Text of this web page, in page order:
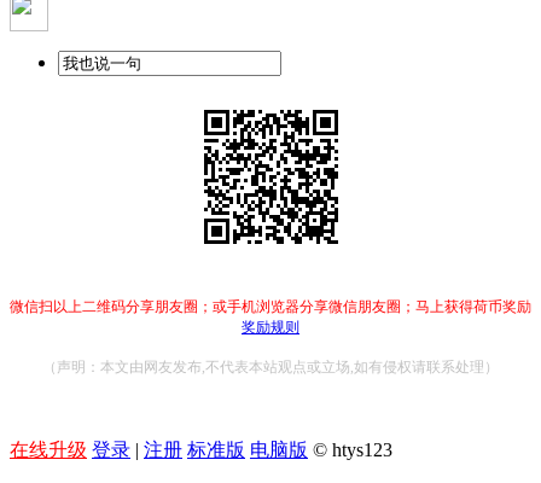
微信扫以上二维码分享朋友圈；或手机浏览器分享微信朋友圈；马上获得荷币奖励
奖励规则
（声明：本文由网友发布,不代表本站观点或立场,如有侵权请联系处理）
在线升级 登录 | 注册 标准版 电脑版 © htys123